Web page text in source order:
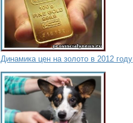
Динамика цен на золото в 2012 году